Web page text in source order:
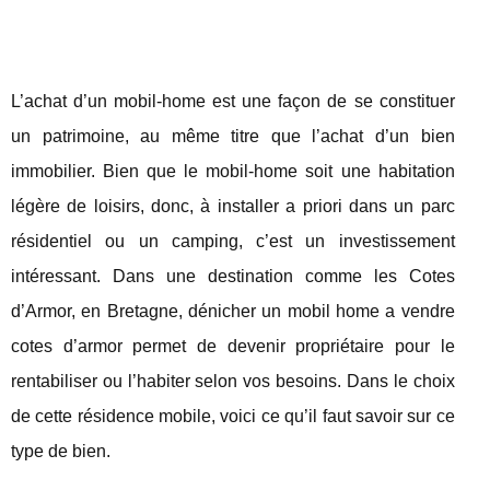
L’achat d’un mobil-home est une façon de se constituer
un patrimoine, au même titre que l’achat d’un bien
immobilier. Bien que le mobil-home soit une habitation
légère de loisirs, donc, à installer a priori dans un parc
résidentiel ou un camping, c’est un investissement
intéressant. Dans une destination comme les Cotes
d’Armor, en Bretagne, dénicher un mobil home a vendre
cotes d’armor permet de devenir propriétaire pour le
rentabiliser ou l’habiter selon vos besoins. Dans le choix
de cette résidence mobile, voici ce qu’il faut savoir sur ce
type de bien.